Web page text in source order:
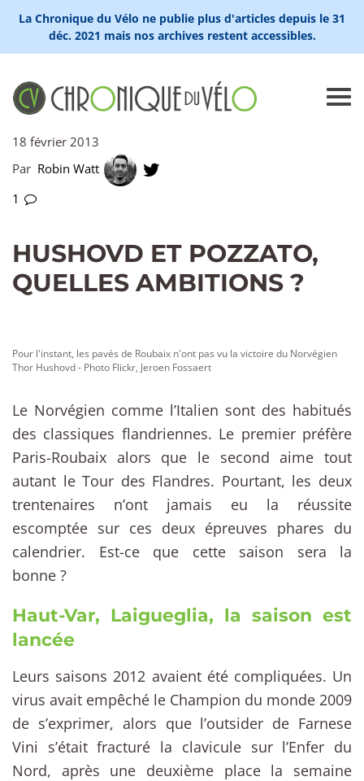
La Chronique du Vélo ne publie plus d'articles depuis le 31
déc. 2021 mais nos archives restent accessibles.
18 février 2013
Par Robin Watt
1
HUSHOVD ET POZZATO,
QUELLES AMBITIONS ?
Pour l'instant, les pavés de Roubaix n'ont pas vu la victoire du Norvégien
Thor Hushovd - Photo Flickr, Jeroen Fossaert
Le Norvégien comme l’Italien sont des habitués
des classiques flandriennes. Le premier préfère
Paris-Roubaix alors que le second aime tout
autant le Tour des Flandres. Pourtant, les deux
trentenaires n’ont jamais eu la réussite
escomptée sur ces deux épreuves phares du
calendrier. Est-ce que cette saison sera la
bonne ?
Haut-Var, Laigueglia, la saison est
lancée
Leurs saisons 2012 avaient été compliquées. Un
virus avait empêché le Champion du monde 2009
de s’exprimer, alors que l’outsider de Farnese
Vini s’était fracturé la clavicule sur l’Enfer du
Nord, après une deuxième place la semaine